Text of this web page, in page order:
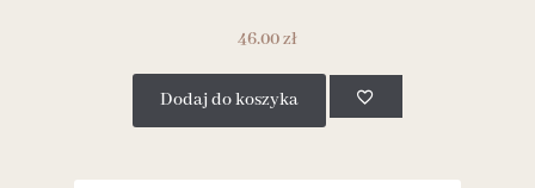
46.00zł
Dodaj do koszyka